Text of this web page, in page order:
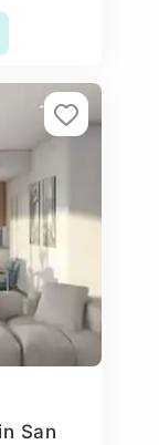
San